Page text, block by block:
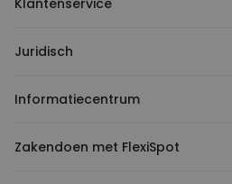
Juridisch
Informatiecentrum
Zakendoen met FlexiSpot